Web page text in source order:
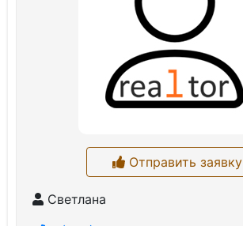
Отправить заявку
Светлана